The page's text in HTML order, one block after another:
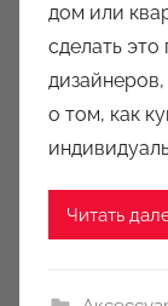
дом или
сделать это
о том, как
Читать